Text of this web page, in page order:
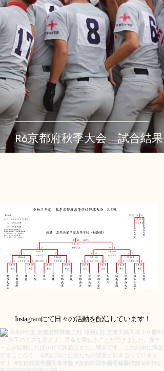
R6京都府秋季大会 試合結果
Instagramにて日々の活動を配信しています！